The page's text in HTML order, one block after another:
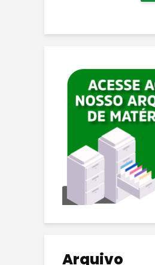
Arquivo